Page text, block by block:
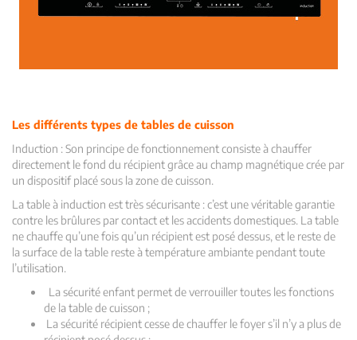
Les différents types de tables de cuisson
Induction : Son principe de fonctionnement consiste à chauffer
directement le fond du récipient grâce au champ magnétique crée par
un dispositif placé sous la zone de cuisson.
La table à induction est très sécurisante : c’est une véritable garantie
contre les brûlures par contact et les accidents domestiques. La table
ne chauffe qu’une fois qu’un récipient est posé dessus, et le reste de
la surface de la table reste à température ambiante pendant toute
l’utilisation.
La sécurité enfant permet de verrouiller toutes les fonctions
de la table de cuisson ;
La sécurité récipient cesse de chauffer le foyer s’il n’y a plus de